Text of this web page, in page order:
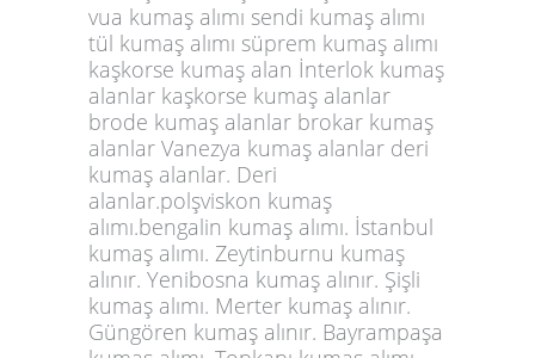
vua kumaş alımı sendi kumaş alımı
tül kumaş alımı süprem kumaş alımı
kaşkorse kumaş alan İnterlok kumaş
alanlar kaşkorse kumaş alanlar
brode kumaş alanlar brokar kumaş
alanlar Vanezya kumaş alanlar deri
kumaş alanlar. Deri
alanlar.polşviskon kumaş
alımı.bengalin kumaş alımı. İstanbul
kumaş alımı. Zeytinburnu kumaş
alınır. Yenibosna kumaş alınır. Şişli
kumaş alımı. Merter kumaş alınır.
Güngören kumaş alınır. Bayrampaşa